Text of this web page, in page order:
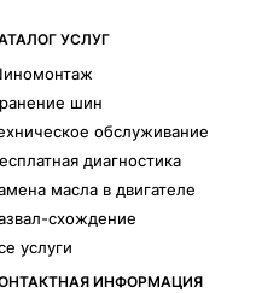
Tyres
УСЛУГ
шин
обслуживание
диагностика
масла в двигателе
схождение
услуги
ИНФОРМАЦИЯ